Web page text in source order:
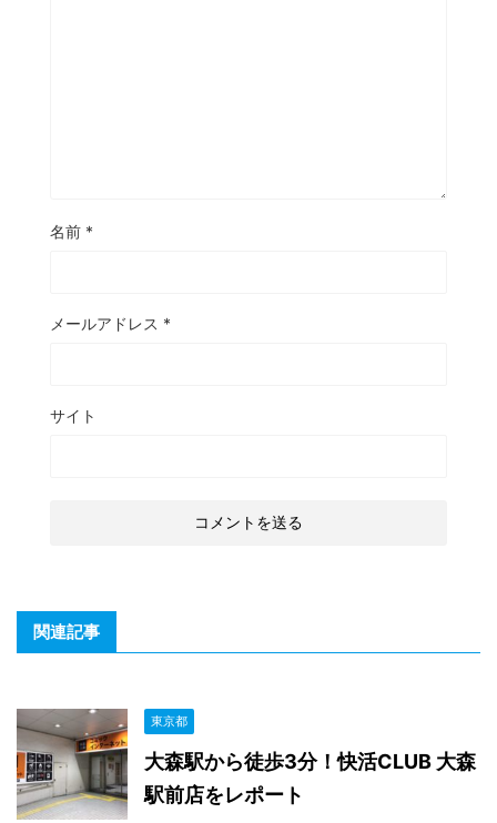
名前 *
メールアドレス *
サイト
関連記事
東京都
大森駅から徒歩3分！快活CLUB 大森
駅前店をレポート